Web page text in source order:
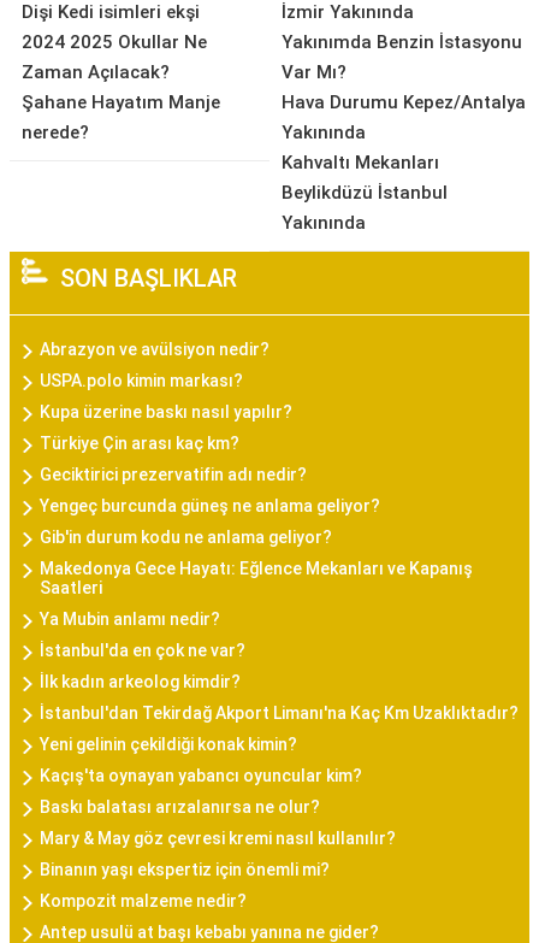
Dişi Kedi isimleri ekşi
2024 2025 Okullar Ne
Zaman Açılacak?
Şahane Hayatım Manje
nerede?
İzmir Yakınında
Yakınımda Benzin İstasyonu
Var Mı?
Hava Durumu Kepez/Antalya
Yakınında
Kahvaltı Mekanları
Beylikdüzü İstanbul
Yakınında
SON BAŞLIKLAR
Abrazyon ve avülsiyon nedir?
USPA.polo kimin markası?
Kupa üzerine baskı nasıl yapılır?
Türkiye Çin arası kaç km?
Geciktirici prezervatifin adı nedir?
Yengeç burcunda güneş ne anlama geliyor?
Gib'in durum kodu ne anlama geliyor?
Makedonya Gece Hayatı: Eğlence Mekanları ve Kapanış
Saatleri
Ya Mubin anlamı nedir?
İstanbul'da en çok ne var?
İlk kadın arkeolog kimdir?
İstanbul'dan Tekirdağ Akport Limanı'na Kaç Km Uzaklıktadır?
Yeni gelinin çekildiği konak kimin?
Kaçış'ta oynayan yabancı oyuncular kim?
Baskı balatası arızalanırsa ne olur?
Mary & May göz çevresi kremi nasıl kullanılır?
Binanın yaşı ekspertiz için önemli mi?
Kompozit malzeme nedir?
Antep usulü at başı kebabı yanına ne gider?